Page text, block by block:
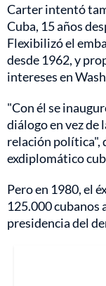
Carter intentó
Cuba, 15 años
Flexibilizó el
desde 1962, y
intereses en
"Con él se
diálogo en vez de
relación política",
exdiplomático
Pero en 1980, el
125.000 cubanos
presidencia del